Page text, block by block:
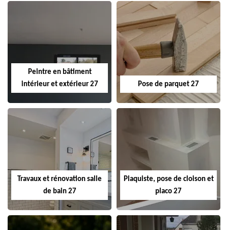
Peintre en bâtiment
intérieur et extérieur 27
Pose de parquet 27
Travaux et rénovation salle
de bain 27
Plaquiste, pose de cloison et
placo 27